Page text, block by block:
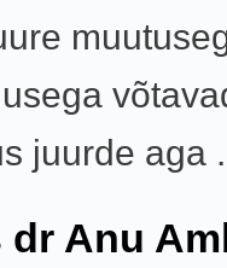
juurde aga
dr Anu